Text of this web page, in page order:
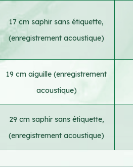
17 cm saphir sans étiquette,
(enregistrement acoustique)
19 cm aiguille (enregistrement
acoustique)
29 cm saphir sans étiquette,
(enregistrement acoustique)